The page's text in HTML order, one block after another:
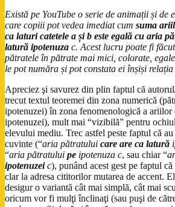
Există pe YouTube o serie de animații și de
care copiii pot vedea imediat cum suma
ca laturi catetele a și b este egală cu aria
latură ipotenuza c. Acest lucru poate fi
pătratele în pătrate mai mici, colorate,
le pot număra și pot constata ei înșiși relația
Apreciez şi savurez din plin faptul că
trecut textul teoremei din zona numerică
ipotenuzei) în zona fenomenologică a ariilor
ipotenuzei), mult mai “vizibilă” pentru
elevului mediu. Trec astfel peste faptul că
cuvinte (“aria pătratului care are ca latură
“aria pătratului pe ipotenuza c, sau chiar “
ipotenuzeic), punând acest gest pe faptul
clar la adresa cititorilor mutarea de accent.
desigur o variantă cât mai simplă, cât mai
oricum vor fi mulţi înclinaţi (sau puşi de